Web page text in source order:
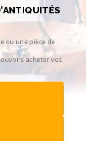
ou une pièce de
acheter vos